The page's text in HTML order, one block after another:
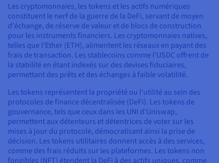
Les cryptomonnaies, les tokens et les actifs numériques
constituent le nerf de la guerre de la DeFi, servant de moyen
d'échange, de réserve de valeur et de blocs de construction
pour les instruments financiers. Les cryptomonnaies natives,
telles que l'Ether (ETH), alimentent les réseaux en payant des
frais de transaction. Les stablecoins comme l'USDC offrent de
la stabilité en étant indexés sur des devises fiduciaires,
permettant des prêts et des échanges à faible volatilité.
Les tokens représentent la propriété ou l'utilité au sein des
protocoles de finance décentralisée (DeFi). Les tokens de
gouvernance, tels que ceux dans les UNI d'Uniswap,
permettent aux détenteurs et détentrices de voter sur les
mises à jour du protocole, démocratisant ainsi la prise de
décision. Les tokens utilitaires donnent accès à des services,
comme des frais réduits sur les plateformes. Les tokens non
fongibles (NFT) étendent la DeFi à des actifs uniques, comme